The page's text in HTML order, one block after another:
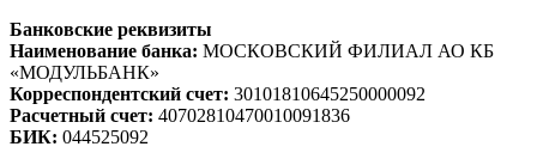
Банковские реквизиты
Наименование банка: МОСКОВСКИЙ ФИЛИАЛ АО КБ
«МОДУЛЬБАНК»
Корреспондентский счет: 30101810645250000092
Расчетный счет: 40702810470010091836
БИК: 044525092